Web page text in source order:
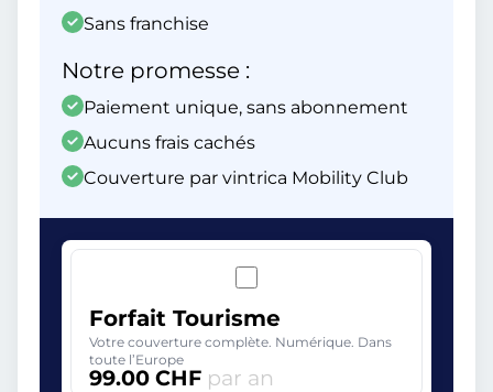
Sans franchise
Notre promesse :
Paiement unique, sans abonnement
Aucuns frais cachés
Couverture par vintrica Mobility Club
Forfait Tourisme
Votre couverture complète. Numérique. Dans
toute l’Europe
99.00 CHF par an